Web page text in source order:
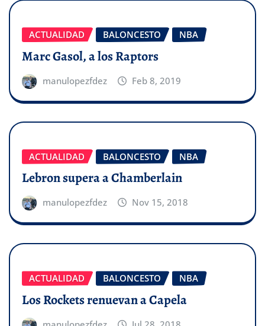
ACTUALIDAD BALONCESTO NBA
Marc Gasol, a los Raptors
manulopezfdez Feb 8, 2019
ACTUALIDAD BALONCESTO NBA
Lebron supera a Chamberlain
manulopezfdez Nov 15, 2018
ACTUALIDAD BALONCESTO NBA
Los Rockets renuevan a Capela